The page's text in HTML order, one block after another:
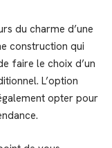
du charme d’une
construction qui
faire le choix d’un
L’option
opter pour